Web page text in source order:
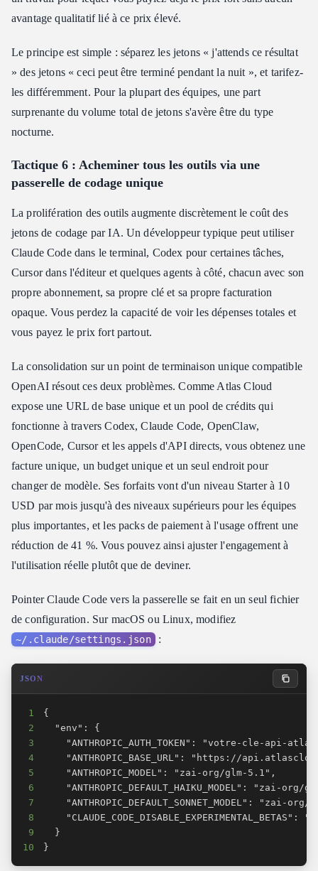
avantage qualitatif lié à ce prix élevé.
Le principe est simple : séparez les jetons « j'attends ce résultat
» des jetons « ceci peut être terminé pendant la nuit », et tarifez-
les différemment. Pour la plupart des équipes, une part
surprenante du volume total de jetons s'avère être du type
nocturne.
Tactique 6 : Acheminer tous les outils via une
passerelle de codage unique
La prolifération des outils augmente discrètement le coût des
jetons de codage par IA. Un développeur typique peut utiliser
Claude Code dans le terminal, Codex pour certaines tâches,
Cursor dans l'éditeur et quelques agents à côté, chacun avec son
propre abonnement, sa propre clé et sa propre facturation
opaque. Vous perdez la capacité de voir les dépenses totales et
vous payez le prix fort partout.
La consolidation sur un point de terminaison unique compatible
OpenAI résout ces deux problèmes. Comme Atlas Cloud
expose une URL de base unique et un pool de crédits qui
fonctionne à travers Codex, Claude Code, OpenClaw,
OpenCode, Cursor et les appels d'API directs, vous obtenez une
facture unique, un budget unique et un seul endroit pour
changer de modèle. Ses forfaits vont d'un niveau Starter à 10
USD par mois jusqu'à des niveaux supérieurs pour les équipes
plus importantes, et les packs de paiement à l'usage offrent une
réduction de 41 %. Vous pouvez ainsi ajuster l'engagement à
l'utilisation réelle plutôt que de deviner.
Pointer Claude Code vers la passerelle se fait en un seul fichier
de configuration. Sur macOS ou Linux, modifiez
~/.claude/settings.json :
JSON
1
2
3
4
5
6
7
8
9
10
}